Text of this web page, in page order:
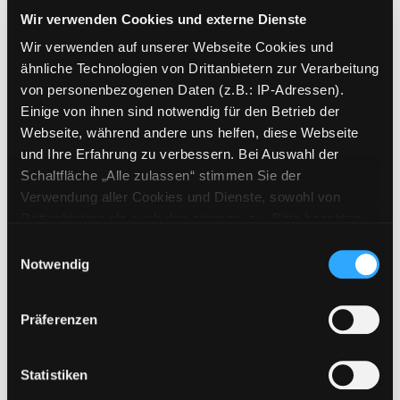
Wir verwenden Cookies und externe Dienste
Wir verwenden auf unserer Webseite Cookies und
ähnliche Technologien von Drittanbietern zur Verarbeitung
von personenbezogenen Daten (z.B.: IP-Adressen).
Einige von ihnen sind notwendig für den Betrieb der
Webseite, während andere uns helfen, diese Webseite
und Ihre Erfahrung zu verbessern. Bei Auswahl der
Schaltfläche „Alle zulassen“ stimmen Sie der
Verwendung aller Cookies und Dienste, sowohl von
Cookies von Drittanbietern, eine Verarbeitung in
unsicheren Drittländern (Länder außerhalb des EWR
ohne adäquates Datenschutzniveau) stattfinden kann. In
diesem Zusammenhang können aktuell Risiken für
Eine Verarbeitung durch solche Cookies oder Dienste
erfolgt nur, wenn Sie die jeweilige Einwilligung erteilen
Notwendig
Präferenzen
Statistiken
Exemplar-Details von Physik - (Duden)
Mediengruppe:Sachbuch
Physik - (Duden)
Schülerduden
das Fachlexikon von A - Z ; [mit
Referatemanager als Download] /
hrsg. und bearb. von der Red.
Schule und Lernen. [Red. Leitung
Martin Bergmann]
Exemplar-Details von Spanisch - unterwegs
schnell, einfach und überall lernen